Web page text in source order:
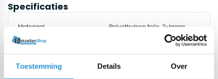
Toestemming Details Over
Specificaties
Materiaal
Polyethyleen folie, 2-laags
extrusie met Geobubble